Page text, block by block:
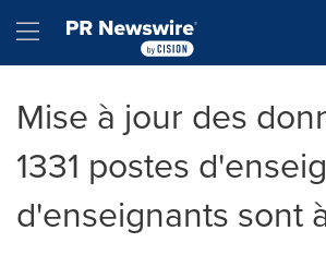
Hamburger menu
Mise à jour des
1331 postes
d'enseignants sont